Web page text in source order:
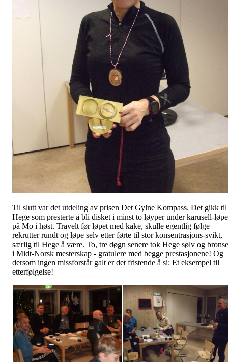
Til slutt var det utdeling av prisen Det Gylne Kompass. Det gikk til
Hege som presterte å bli disket i minst to løyper under karusell-
på Mo i høst. Travelt før løpet med kake, skulle egentlig følge
rekrutter rundt og løpe selv etter førte til stor konsentrasjons-svikt,
særlig til Hege å være. To, tre døgn senere tok Hege sølv og bronse
i Midt-Norsk mesterskap - gratulere med begge prestasjonene! Og
dersom ingen missforstår galt er det fristende å si: Et eksempel til
etterfølgelse!